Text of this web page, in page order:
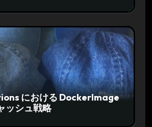
における DockerImage
ッシュ戦略